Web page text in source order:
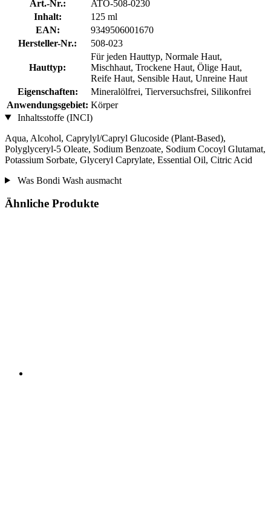
Art.-Nr.:
ATO-508-0230
Inhalt:
125 ml
EAN:
9349506001670
Hersteller-Nr.:
508-023
Hauttyp:
Für jeden Hauttyp, Normale Haut,
Mischhaut, Trockene Haut, Ölige Haut,
Reife Haut, Sensible Haut, Unreine Haut
Eigenschaften:
Mineralölfrei, Tierversuchsfrei, Silikonfrei
Anwendungsgebiet: Körper
Inhaltsstoffe (INCI)
Aqua, Alcohol, Caprylyl/Capryl Glucoside (Plant-Based),
Polyglyceryl-5 Oleate, Sodium Benzoate, Sodium Cocoyl Glutamat,
Potassium Sorbate, Glyceryl Caprylate, Essential Oil, Citric Acid
Was Bondi Wash ausmacht
Ähnliche Produkte